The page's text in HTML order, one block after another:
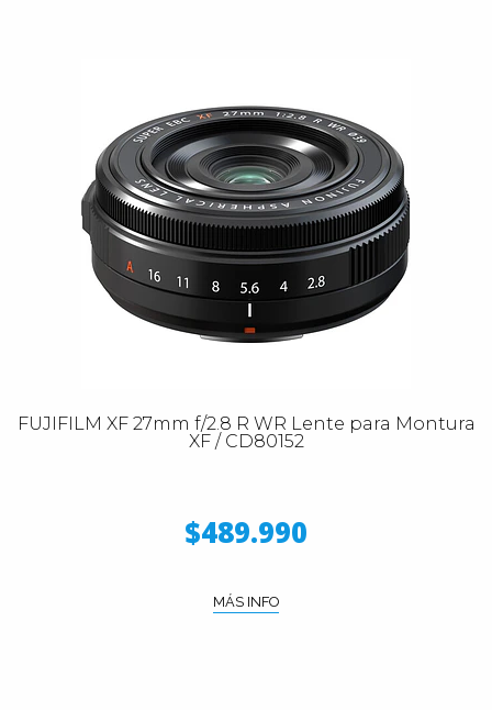
FUJIFILM XF 27mm f/2.8 R WR Lente para Montura
XF / CD80152
$489.990
MÁS INFO